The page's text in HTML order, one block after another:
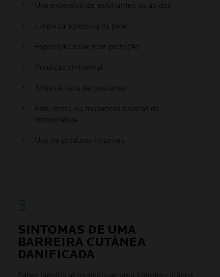
Uso excessivo de esfoliantes ou ácidos
Limpeza agressiva da pele
Exposição solar sem proteção
Poluição ambiental
Stress e falta de descanso
Frio, vento ou mudanças bruscas de
temperatura
Uso de produtos irritantes
SINTOMAS DE UMA
BARREIRA CUTÂNEA
DANIFICADA